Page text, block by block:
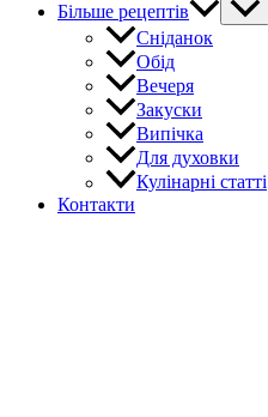
Більше рецептів
Сніданок
Обід
Вечеря
Закуски
Випічка
Для духовки
Кулінарні статті
Контакти